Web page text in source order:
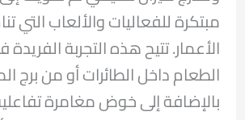
مبتكرة للفعاليات والألعاب التي
الأعمار. تتيح هذه التجربة
الطعام داخل الطائرات أو من برج
بالإضافة إلى خوض مغامرة